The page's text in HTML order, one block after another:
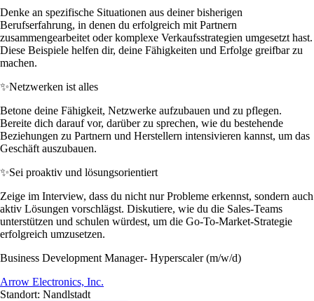
Denke an spezifische Situationen aus deiner bisherigen
Berufserfahrung, in denen du erfolgreich mit Partnern
zusammengearbeitet oder komplexe Verkaufsstrategien umgesetzt hast.
Diese Beispiele helfen dir, deine Fähigkeiten und Erfolge greifbar zu
machen.
✨Netzwerken ist alles
Betone deine Fähigkeit, Netzwerke aufzubauen und zu pflegen.
Bereite dich darauf vor, darüber zu sprechen, wie du bestehende
Beziehungen zu Partnern und Herstellern intensivieren kannst, um das
Geschäft auszubauen.
✨Sei proaktiv und lösungsorientiert
Zeige im Interview, dass du nicht nur Probleme erkennst, sondern auch
aktiv Lösungen vorschlägst. Diskutiere, wie du die Sales-Teams
unterstützen und schulen würdest, um die Go-To-Market-Strategie
erfolgreich umzusetzen.
Business Development Manager- Hyperscaler (m/w/d)
Arrow Electronics, Inc.
Standort: Nandlstadt